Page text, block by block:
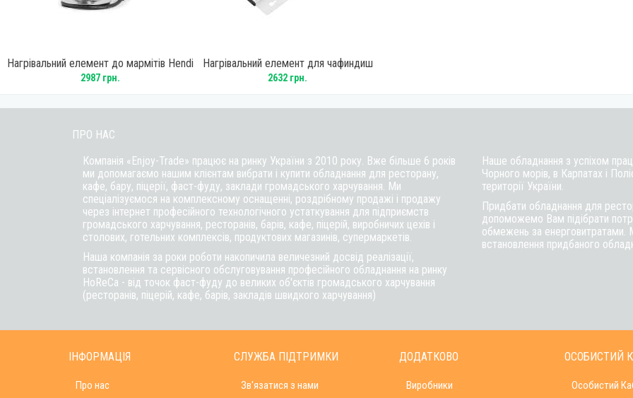
Нагрівальний елемент до мармітів Hendi
809 600
2987 грн.
Нагрівальний елемент для чафиндиш
Frosty
2632 грн.
ПРО НАС
Компанія «Enjoy-Trade» працює на ринку України з 2010 року. Вже більше 6 років
ми допомагаємо нашим клієнтам вибрати і купити обладнання для ресторану,
кафе, бару, піцерії, фаст-фуду, заклади громадського харчування. Ми
спеціалізуємося на комплексному оснащенні, роздрібному продажі і продажу
через інтернет професійного технологічного устаткування для підприємств
громадського харчування, ресторанів, барів, кафе, піцерій, виробничих цехів і
столових, готельних комплексів, продуктових магазинів, супермаркетів.
Наша компанія за роки роботи накопичила величезний досвід реалізації,
встановлення та сервісного обслуговування професійного обладнання на ринку
HoReCa - від точок фаст-фуду до великих об'єктів громадського харчування
(ресторанів, піцерій, кафе, барів, закладів швидкого харчування)
Наше обладнання з успіхом
Чорного морів, в Карпатах і
території України.
Придбати обладнання для
допоможемо Вам підібрати
обмежень за енерговитратами.
встановлення придбаного
ІНФОРМАЦІЯ
Про нас
СЛУЖБА ПІДТРИМКИ
Зв'язатися з нами
ДОДАТКОВО
Виробники
ОСОБИСТИЙ
Особистий